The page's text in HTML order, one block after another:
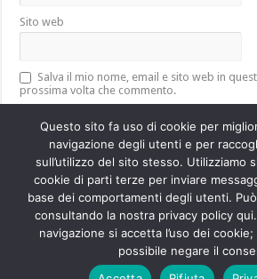
Sito web
Salva il mio nome, email e sito web in
prossima volta che commento.
Questo sito utilizza Akismet per ridurre lo spam.
elaborati i dati derivati dai commenti.
Powered byWordPress|
Questo sito fa uso di cookie per
navigazione degli utenti e per
sull’utilizzo del sito stesso. Utilizziamo
cookie di parti terze per inviare
base dei comportamenti degli utenti.
consultando la nostra privacy policy
navigazione si accetta l’uso dei
possibile negare il